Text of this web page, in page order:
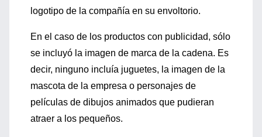
logotipo de la compañía en su envoltorio.
En el caso de los productos con publicidad, sólo
se incluyó la imagen de marca de la cadena. Es
decir, ninguno incluía juguetes, la imagen de la
mascota de la empresa o personajes de
películas de dibujos animados que pudieran
atraer a los pequeños.